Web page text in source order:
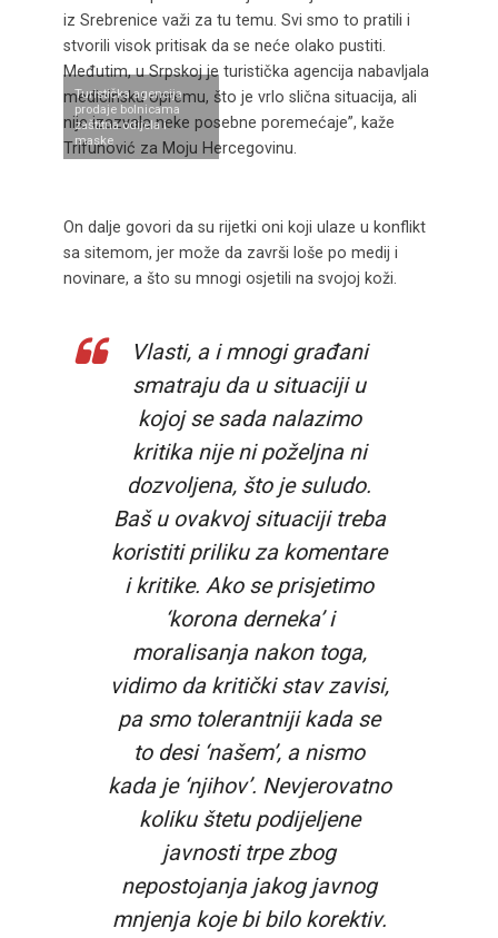
iz Srebrenice važi za tu temu. Svi smo to pratili i
stvorili visok pritisak da se neće olako pustiti.
Međutim, u Srpskoj je turistička agencija nabavljala
medicinsku opremu, što je vrlo slična situacija, ali
nije izazvala neke posebne poremećaje”, kaže
Trifunović za Moju Hercegovinu.
Turistička agencija
prodaje bolnicama
zaštitna odijela i
maske
On dalje govori da su rijetki oni koji ulaze u konflikt
sa sitemom, jer može da završi loše po medij i
novinare, a što su mnogi osjetili na svojoj koži.
Vlasti, a i mnogi građani
smatraju da u situaciji u
kojoj se sada nalazimo
kritika nije ni poželjna ni
dozvoljena, što je suludo.
Baš u ovakvoj situaciji treba
koristiti priliku za komentare
i kritike. Ako se prisjetimo
‘korona derneka’ i
moralisanja nakon toga,
vidimo da kritički stav zavisi,
pa smo tolerantniji kada se
to desi ‘našem’, a nismo
kada je ‘njihov’. Nevjerovatno
koliku štetu podijeljene
javnosti trpe zbog
nepostojanja jakog javnog
mnjenja koje bi bilo korektiv.